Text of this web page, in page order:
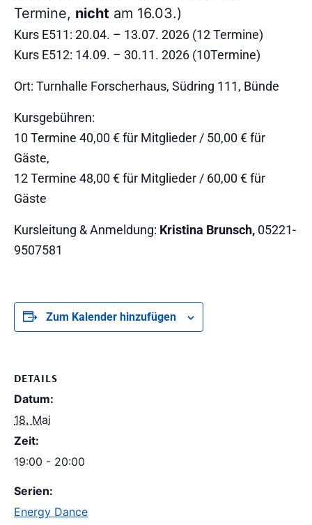
Termine, nicht am 16.03.)
Kurs E511: 20.04. – 13.07. 2026 (12 Termine)
Kurs E512: 14.09. – 30.11. 2026 (10Termine)
Ort: Turnhalle Forscherhaus, Südring 111, Bünde
Kursgebühren:
10 Termine 40,00 € für Mitglieder / 50,00 € für
Gäste,
12 Termine 48,00 € für Mitglieder / 60,00 € für
Gäste
Kursleitung & Anmeldung: Kristina Brunsch, 05221-
9507581
Zum Kalender hinzufügen
DETAILS
Datum:
18. Mai
Zeit:
19:00 - 20:00
Serien:
Energy Dance